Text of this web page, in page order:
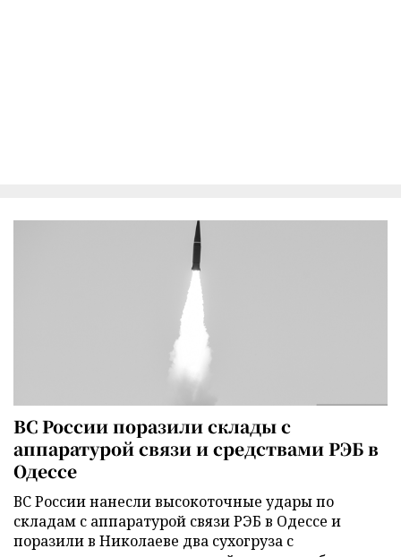
ВС России поразили склады с
аппаратурой связи и средствами РЭБ в
Одессе
ВС России нанесли высокоточные удары по
складам с аппаратурой связи РЭБ в Одессе и
поразили в Николаеве два сухогруза с